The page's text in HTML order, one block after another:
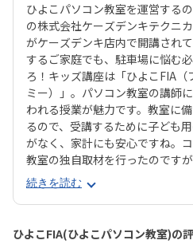
ひよこパソコン教室を運営する
の株式会社ケーズデンキテクニ
がケーズデンキ店内で開講され
するご家庭でも、駐車場に悩む
ろ！キッズ講座は「ひよこFIA
ミー）」。パソコン教室の講師
われる授業が魅力です。教室に
るので、受講するために子ども
がなく、家計にも安心ですね。
教室の独自取材を行ったのです
思ったのは資格取得が目指せる
A」コースでは、プログラミング
トの使い方やジュニア・プログ
かせるスキルも学べるのだそう
入試で内申点に加点される場合
続きを読む
ひよこFIA(ひよこパソコン教室)の